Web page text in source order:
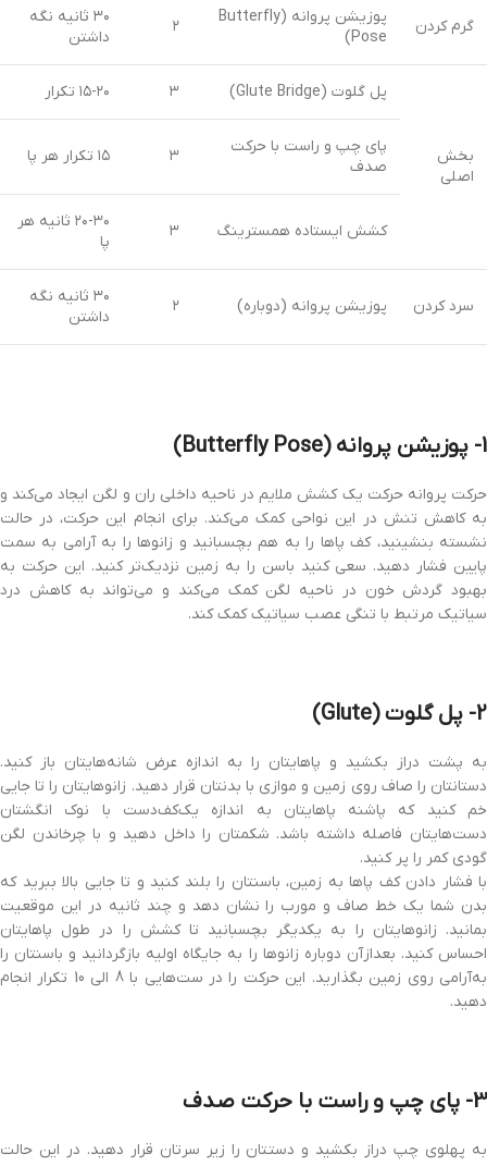
گرم کردن
پوزیشن پروانه (Butterfly
Pose)
۲
۳۰ ثانیه نگه
داشتن
بخش
اصلی
پل گلوت (Glute Bridge) ۳ ۱۵-۲۰ تکرار
پای چپ و راست با حرکت
صدف
۳ ۱۵ تکرار هر پا
کشش ایستاده همسترینگ ۳
۲۰-۳۰ ثانیه هر
پا
سرد کردن پوزیشن پروانه (دوباره) ۲
۳۰ ثانیه نگه
داشتن
1- پوزیشن پروانه (Butterfly Pose)
حرکت پروانه حرکت یک کشش ملایم در ناحیه داخلی ران و لگن ایجاد می‌کند و
به کاهش تنش در این نواحی کمک می‌کند. برای انجام این حرکت، در حالت
نشسته بنشینید، کف پاها را به هم بچسبانید و زانوها را به آرامی به سمت
پایین فشار دهید. سعی کنید باسن را به زمین نزدیک‌تر کنید. این حرکت به
بهبود گردش خون در ناحیه لگن کمک می‌کند و می‌تواند به کاهش درد
سیاتیک مرتبط با تنگی عصب سیاتیک کمک کند.
2- پل گلوت (Glute)
به پشت دراز بکشید و پاهایتان را به اندازه عرض شانه‌هایتان باز کنید.
دستانتان را صاف روی زمین و موازی با بدنتان قرار دهید. زانوهایتان را تا جایی
خم کنید که پاشنه پاهایتان به‌ اندازه یک‌کف‌دست با نوک انگشتان
دست‌هایتان فاصله داشته باشد. شکمتان را داخل دهید و با چرخاندن لگن
گودی کمر را پر کنید.
با فشار دادن کف پاها به زمین، باسنتان را بلند کنید و تا جایی بالا ببرید که
بدن شما یک خط صاف و مورب را نشان دهد و چند ثانیه در این موقعیت
بمانید. زانوهایتان را به یکدیگر بچسبانید تا کشش را در طول پاهایتان
احساس کنید. بعدازآن دوباره زانوها را به جایگاه اولیه بازگردانید و باسنتان را
به‌آرامی روی زمین بگذارید. این حرکت را در ست‌هایی با 8 الی 10 تکرار انجام
دهید.
3- پای چپ و راست با حرکت صدف
به پهلوی چپ دراز بکشید و دستتان را زیر سرتان قرار دهید. در این حالت